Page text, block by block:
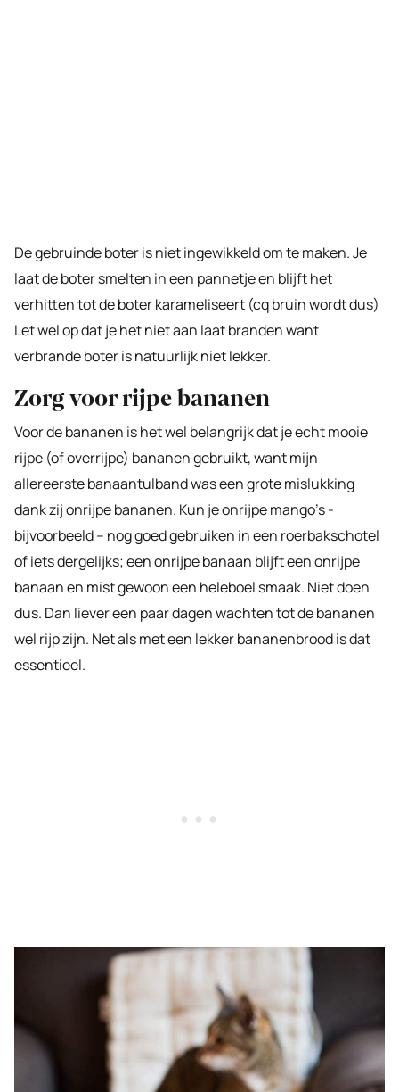
De gebruinde boter is niet ingewikkeld om te maken. Je
laat de boter smelten in een pannetje en blijft het
verhitten tot de boter karameliseert (cq bruin wordt dus)
Let wel op dat je het niet aan laat branden want
verbrande boter is natuurlijk niet lekker.
Zorg voor rijpe bananen
Voor de bananen is het wel belangrijk dat je echt mooie
rijpe (of overrijpe) bananen gebruikt, want mijn
allereerste banaantulband was een grote mislukking
dank zij onrijpe bananen. Kun je onrijpe mango’s -
bijvoorbeeld – nog goed gebruiken in een roerbakschotel
of iets dergelijks; een onrijpe banaan blijft een onrijpe
banaan en mist gewoon een heleboel smaak. Niet doen
dus. Dan liever een paar dagen wachten tot de bananen
wel rijp zijn. Net als met een lekker bananenbrood is dat
essentieel.